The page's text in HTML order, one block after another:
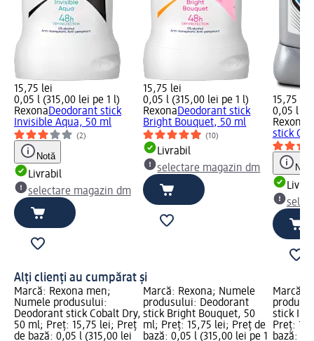
15,75 lei
0,05 l (315,00 lei pe 1 l)
RexonaDeodorant stick
Invisible Aqua, 50 ml
(2)
Notă
Livrabil
selectare magazin dm
15,75 lei
0,05 l (315,00 lei pe 1 l)
RexonaDeodorant stick
Bright Bouquet, 50 ml
(10)
Livrabil
selectare magazin dm
15,75 lei
0,05 l
Rexona
stick
Notă
Alți clienți au cumpărat și
Marcă: Rexona men;
Numele produsului:
Deodorant stick Cobalt Dry,
50 ml; Preț: 15,75 lei; Preț
de bază: 0,05 l (315,00 lei
Marcă: Rexona; Numele
produsului: Deodorant
stick Bright Bouquet, 50
ml; Preț: 15,75 lei; Preț de
bază: 0,05 l (315,00 lei pe 1
Marcă:
stick
Preț:
bază: